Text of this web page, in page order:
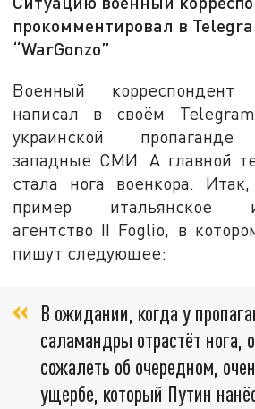
прокомментировал в
“WarGonzo”
Военный
написал в своём
украинской пропаганде
западные СМИ. А главной
стала нога военкора.
пример итальянское
агентство II Foglio, в
пишут следующее:
В ожидании, когда у
саламандры отрастёт нога,
сожалеть об очередном,
ущербе, который Путин